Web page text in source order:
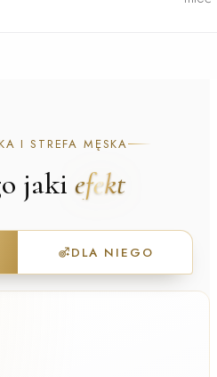
I STREFA MĘSKA
jaki efekt
DLA NIEGO